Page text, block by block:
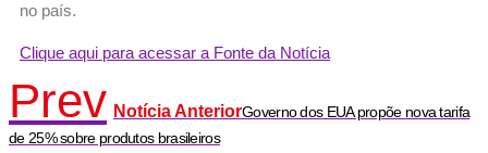
no país.
Clique aqui para acessar a Fonte da Notícia
Prev Notícia AnteriorGoverno dos EUA propõe nova tarifa
de 25% sobre produtos brasileiros